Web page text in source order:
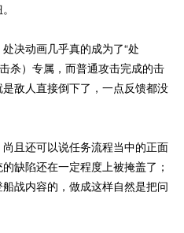
决动画几乎真的成为了“处
杀）专属，而普通攻击完成的击
敌人直接倒下了，一点反馈都没
尚且还可以说任务流程当中的正面
缺陷还在一定程度上被掩盖了；
船战内容的，做成这样自然是把问